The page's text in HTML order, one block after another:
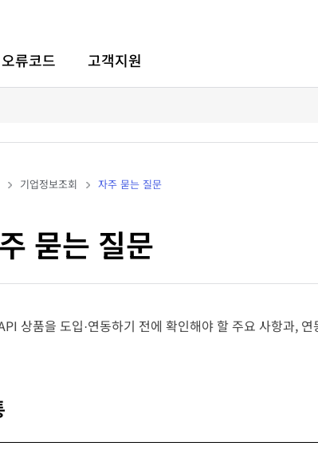
오류코드 고객지원
기업정보조회 자주 묻는 질문
묻는 질문
상품을 도입·연동하기 전에 확인해야 할 주요 사항과,